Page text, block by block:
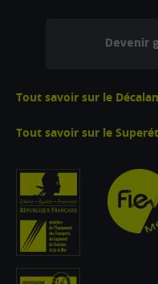
Devenir
Tout savoir sur le
Tout savoir sur le